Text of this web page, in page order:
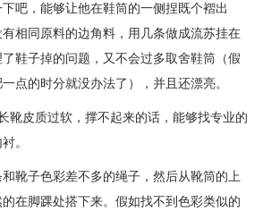
，能够让他在鞋筒的一侧捏既个褶出
相同原料的边角料，用几条做成流苏挂在
鞋子掉的问题，又不会过多取舍鞋筒（假
点的时分就没办法了），并且还漂亮。
皮质过软，撑不起来的话，能够找专业的
。
子色彩差不多的绳子，然后从靴筒的上
在脚踝处搭下来。假如找不到色彩类似的